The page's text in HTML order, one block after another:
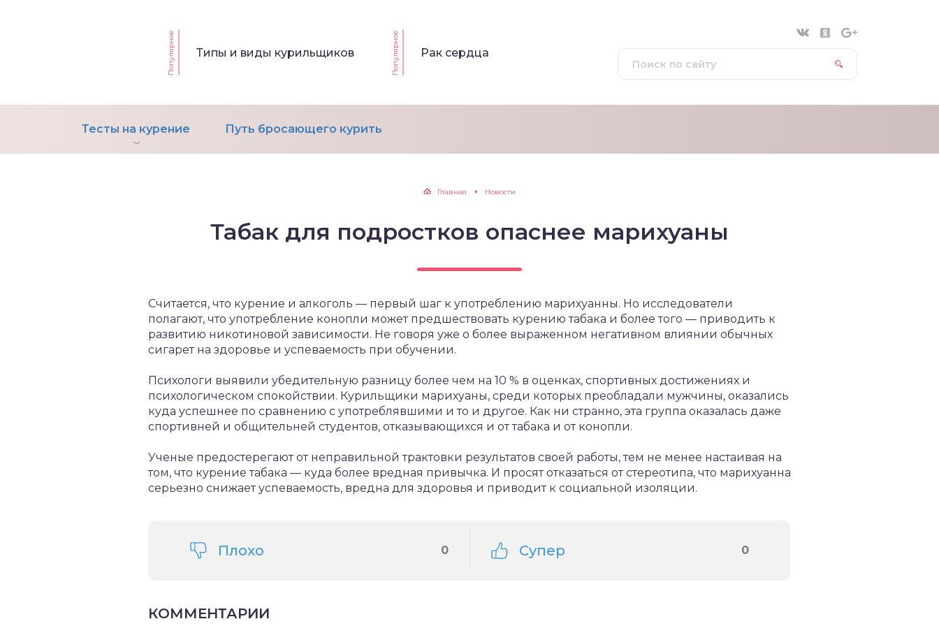
Популярное Типы и виды курильщиков Популярное Рак сердца
Тесты на курение Путь бросающего курить
Главная Новости
Табак для подростков опаснее марихуаны
Считается, что курение и алкоголь — первый шаг к употреблению марихуанны. Но исследователи
полагают, что употребление конопли может предшествовать курению табака и более того — приводить к
развитию никотиновой зависимости. Не говоря уже о более выраженном негативном влиянии обычных
сигарет на здоровье и успеваемость при обучении.
Психологи выявили убедительную разницу более чем на 10 % в оценках, спортивных достижениях и
психологическом спокойствии. Курильщики марихуаны, среди которых преобладали мужчины, оказались
куда успешнее по сравнению с употреблявшими и то и другое. Как ни странно, эта группа оказалась даже
спортивней и общительней студентов, отказывающихся и от табака и от конопли.
Ученые предостерегают от неправильной трактовки результатов своей работы, тем не менее настаивая на
том, что курение табака — куда более вредная привычка. И просят отказаться от стереотипа, что марихуанна
серьезно снижает успеваемость, вредна для здоровья и приводит к социальной изоляции.
Плохо 0 Супер 0
КОММЕНТАРИИ
поведения